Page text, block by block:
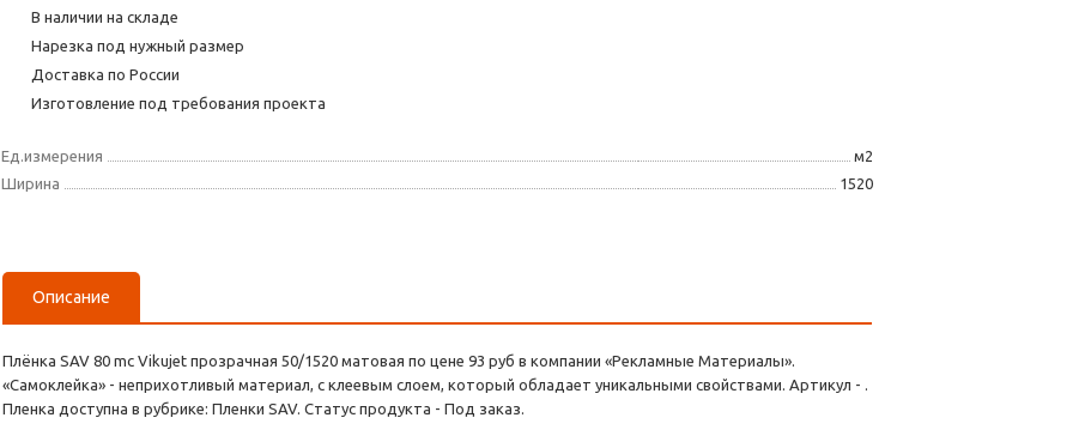
В наличии на складе
Нарезка под нужный размер
Доставка по России
Изготовление под требования проекта
Ед.измерения
м2
Ширина
1520
Описание
Плёнка SAV 80 mc Vikujet прозрачная 50/1520 матовая по цене 93 руб в компании «Рекламные Материалы».
«Самоклейка» - неприхотливый материал, с клеевым слоем, который обладает уникальными свойствами. Артикул - .
Пленка доступна в рубрике: Пленки SAV. Статус продукта - Под заказ.